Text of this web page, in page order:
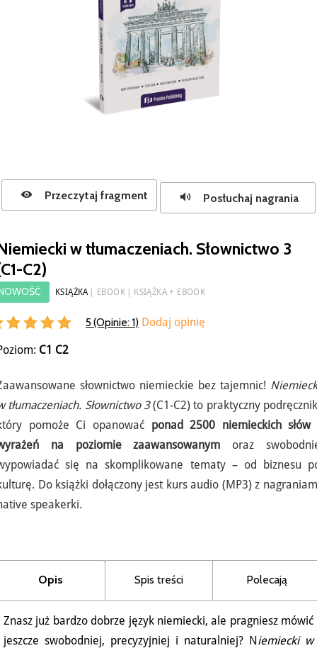
Przeczytaj fragment Posłuchaj nagrania
w tłumaczeniach. Słownictwo 3
C2)
KSIĄŻKA EBOOK KSIĄŻKA + EBOOK
5 (Opinie: 1) Dodaj opinię
C1 C2
słownictwo niemieckie bez tajemnic!
tłumaczeniach. Słownictwo 3(C1-C2) to praktyczny
pomoże Ci opanować ponad 2500 niemieckich słów
na poziomie zaawansowanym oraz
się na skomplikowane tematy – od biznesu
Do książki dołączony jest kurs audio (MP3) z
speakerki.
Opis Spis treści Polecają
Znasz już bardzo dobrze język niemiecki, ale pragniesz mówić
jeszcze swobodniej, precyzyjniej i naturalniej? N iemiecki w